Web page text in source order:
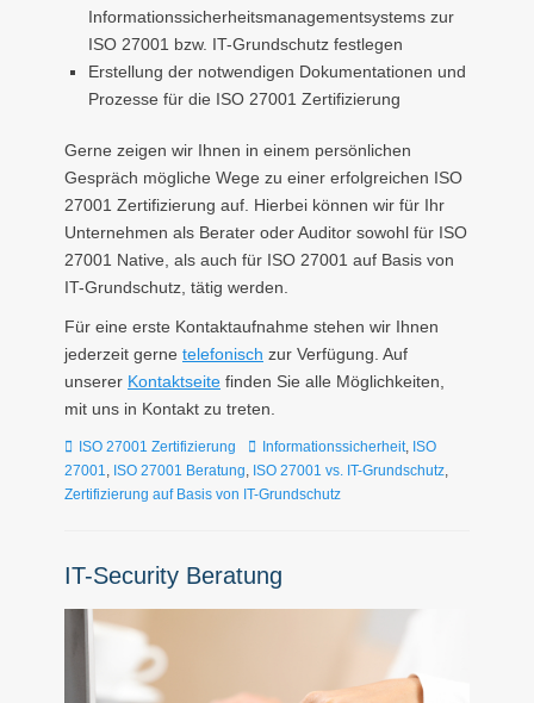
Informationssicherheitsmanagementsystems zur
ISO 27001 bzw. IT-Grundschutz festlegen
Erstellung der notwendigen Dokumentationen und
Prozesse für die ISO 27001 Zertifizierung
Gerne zeigen wir Ihnen in einem persönlichen
Gespräch mögliche Wege zu einer erfolgreichen ISO
27001 Zertifizierung auf. Hierbei können wir für Ihr
Unternehmen als Berater oder Auditor sowohl für ISO
27001 Native, als auch für ISO 27001 auf Basis von
IT-Grundschutz, tätig werden.
Für eine erste Kontaktaufnahme stehen wir Ihnen
jederzeit gerne telefonisch zur Verfügung. Auf
unserer Kontaktseite finden Sie alle Möglichkeiten,
mit uns in Kontakt zu treten.
Kategorien
ISO 27001 Zertifizierung TagsInformationssicherheit, ISO
27001, ISO 27001 Beratung, ISO 27001 vs. IT-Grundschutz,
Zertifizierung auf Basis von IT-Grundschutz
IT-Security Beratung